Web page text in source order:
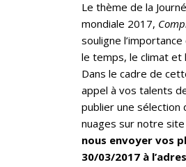
Le thème de la
mondiale 2017,
souligne
le temps, le climat et
Dans le cadre de
appel à vos talents
publier une sélection
nuages sur notre
nous envoyer vos
30/03/2017 à